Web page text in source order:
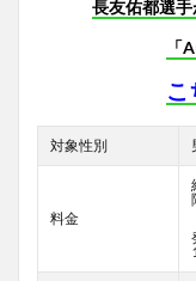
長友佑都選
「
こ
対象性別
料金